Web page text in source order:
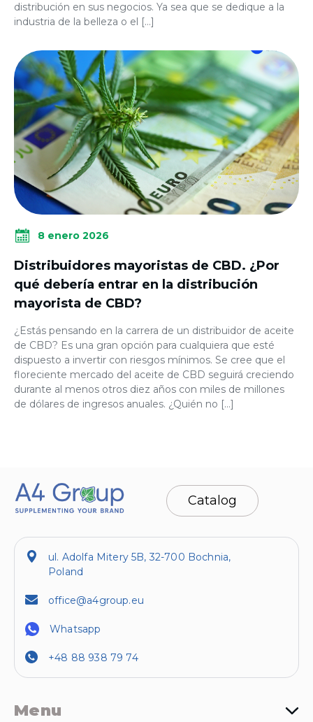
distribución en sus negocios. Ya sea que se dedique a la
industria de la belleza o el […]
8 enero 2026
Distribuidores mayoristas de CBD. ¿Por
qué debería entrar en la distribución
mayorista de CBD?
¿Estás pensando en la carrera de un distribuidor de aceite
de CBD? Es una gran opción para cualquiera que esté
dispuesto a invertir con riesgos mínimos. Se cree que el
floreciente mercado del aceite de CBD seguirá creciendo
durante al menos otros diez años con miles de millones
de dólares de ingresos anuales. ¿Quién no […]
Catalog
ul. Adolfa Mitery 5B, 32-700 Bochnia,
Poland
office@a4group.eu
Whatsapp
+48 88 938 79 74
Menu